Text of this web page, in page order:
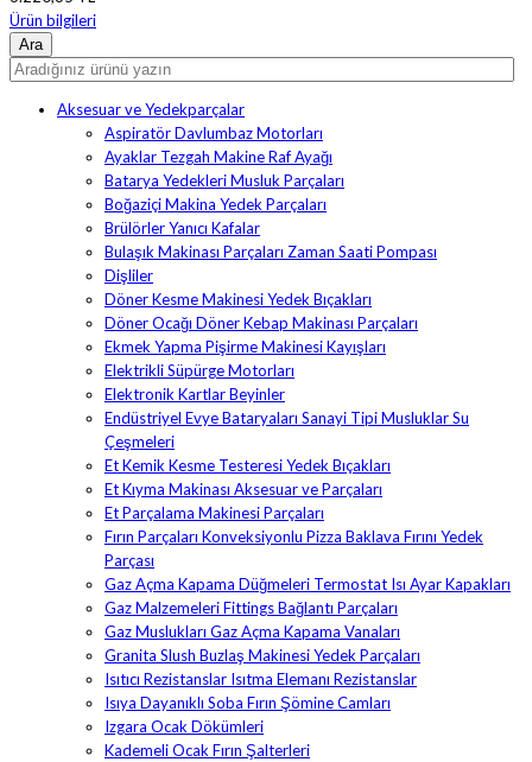
Ürün bilgileri
Aksesuar ve Yedekparçalar
Aspiratör Davlumbaz Motorları
Ayaklar Tezgah Makine Raf Ayağı
Batarya Yedekleri Musluk Parçaları
Boğaziçi Makina Yedek Parçaları
Brülörler Yanıcı Kafalar
Bulaşık Makinası Parçaları Zaman Saati Pompası
Dişliler
Döner Kesme Makinesi Yedek Bıçakları
Döner Ocağı Döner Kebap Makinası Parçaları
Ekmek Yapma Pişirme Makinesi Kayışları
Elektrikli Süpürge Motorları
Elektronik Kartlar Beyinler
Endüstriyel Evye Bataryaları Sanayi Tipi Musluklar Su
Çeşmeleri
Et Kemik Kesme Testeresi Yedek Bıçakları
Et Kıyma Makinası Aksesuar ve Parçaları
Et Parçalama Makinesi Parçaları
Fırın Parçaları Konveksiyonlu Pizza Baklava Fırını Yedek
Parçası
Gaz Açma Kapama Düğmeleri Termostat Isı Ayar Kapakları
Gaz Malzemeleri Fittings Bağlantı Parçaları
Gaz Muslukları Gaz Açma Kapama Vanaları
Granita Slush Buzlaş Makinesi Yedek Parçaları
Isıtıcı Rezistanslar Isıtma Elemanı Rezistanslar
Isıya Dayanıklı Soba Fırın Şömine Camları
Izgara Ocak Dökümleri
Kademeli Ocak Fırın Şalterleri